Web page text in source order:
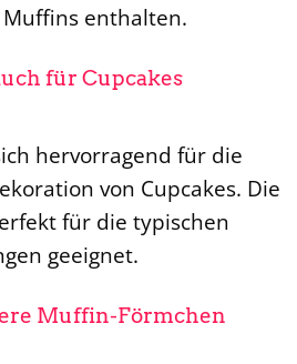
enthalten.
für Cupcakes
hervorragend für die
von Cupcakes. Die
für die typischen
geeignet.
Muffin-Förmchen